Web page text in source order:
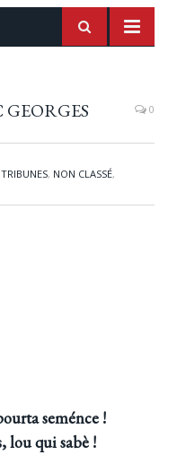
0
, NON CLASSÉ,
seménce !
lou qui sabè !